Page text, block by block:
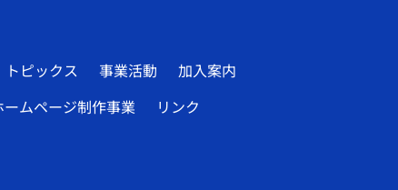
トピックス 事業活動
加入案内
ームページ制作事業
リンク